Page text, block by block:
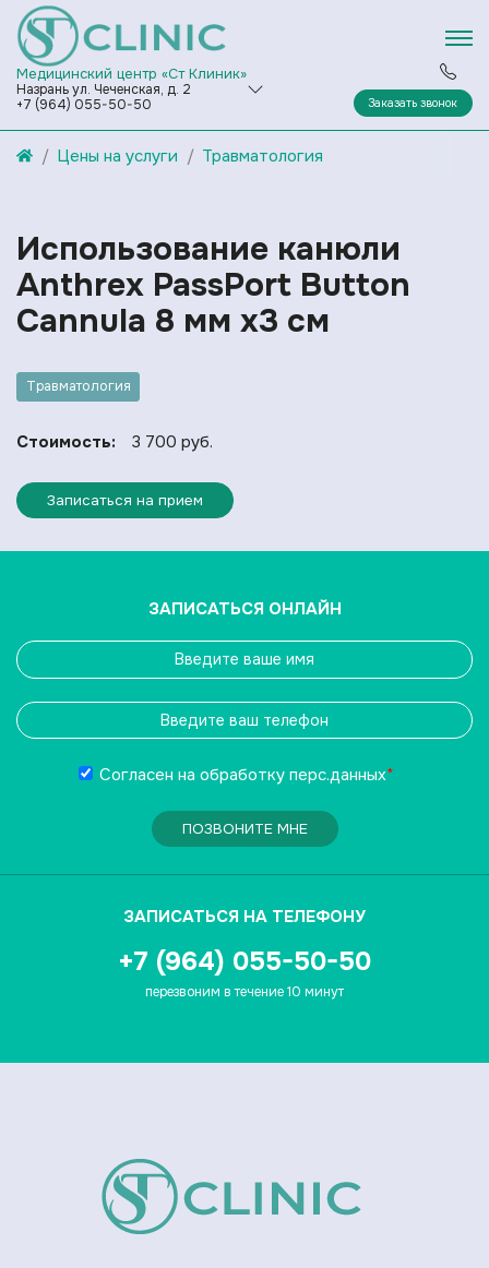
Медицинский центр «Ст Клиник»
Назрань ул. Чеченская, д. 2
+7 (964) 055-50-50
Заказать звонок
Цены на услуги Травматология
Использование канюли
Anthrex PassPort Button
Cannula 8 мм х3 см
Травматология
Стоимость: 3 700 руб.
Записаться на прием
ЗАПИСАТЬСЯ ОНЛАЙН
Согласен на обработку перс.данных*
ПОЗВОНИТЕ МНЕ
ЗАПИСАТЬСЯ НА ТЕЛЕФОНУ
+7 (964) 055-50-50
перезвоним в течение 10 минут